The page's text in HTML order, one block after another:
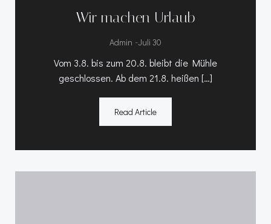
Wir machen Urlaub
Admin -Juli 30
Vom 3.8. bis zum 20.8. bleibt die Mühle
geschlossen. Ab dem 21.8. heißen […]
Read Article